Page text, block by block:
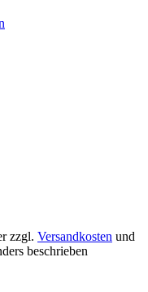
zzgl. Versandkosten und
beschrieben